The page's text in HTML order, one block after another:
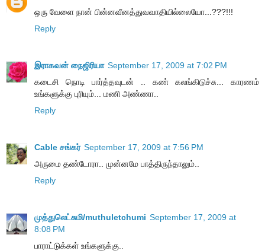
ஒரு வேளை நான் பின்னவீனத்துவவாதியில்லையோ...???!!!
Reply
இராகவன் நைஜிரியா September 17, 2009 at 7:02 PM
கடைசி நொடி பார்த்தவுடன் .. கண் கலங்கிடுச்சு... காரணம்
உங்களுக்கு புரியும்... மணி அண்ணா..
Reply
Cable சங்கர் September 17, 2009 at 7:56 PM
அருமை தண்டோரா.. முன்னமே பாத்திருந்தாலும்..
Reply
முத்துலெட்சுமி/muthuletchumi September 17, 2009 at
8:08 PM
பாராட்டுக்கள் உங்களுக்கு..